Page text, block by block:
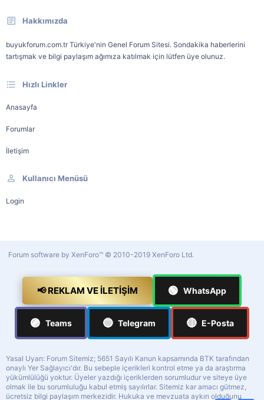
Hakkımızda
buyukforum.com.tr Türkiye'nin Genel Forum Sitesi. Sondakika haberlerini
tartışmak ve bilgi paylaşım ağımıza katılmak için lütfen üye olunuz.
Hızlı Linkler
Anasayfa
Forumlar
İletişim
Kullanıcı Menüsü
Login
Forum software by XenForo™ © 2010-2019 XenForo Ltd.
📢 REKLAM VE İLETIŞIM 🟢 WhatsApp
🟣 Teams 🔵 Telegram 🔴 E-Posta
Yasal Uyarı: Forum Sitemiz; 5651 Sayılı Kanun kapsamında BTK tarafından
onaylı Yer Sağlayıcı'dır. Bu sebeple içerikleri kontrol etme ya da araştırma
yükümlülüğü yoktur. Üyeler yazdığı içeriklerden sorumludur ve siteye üye
olmak ile bu sorumluluğu kabul etmiş sayılırlar. Sitemiz kar amacı gütmez,
ücretsiz bilgi paylaşım merkezidir. Hukuka ve mevzuata aykırı olduğunu